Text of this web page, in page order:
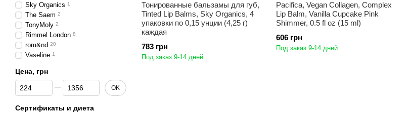
Тонированные бальзамы для губ,
Tinted Lip Balms, Sky Organics, 4
упаковки по 0,15 унции (4,25 г)
каждая
783 грн
Под заказ 9-14 дней
Pacifica, Vegan Collagen, Complex
Lip Balm, Vanilla Cupcake Pink
Shimmer, 0.5 fl oz (15 ml)
606 грн
Под заказ 9-14 дней
Sky Organics 1
The Saem 2
TonyMoly 2
Rimmel London 8
rom&nd 20
Vaseline 1
Цена, грн
От Цена, грн
До Цена, грн OK
Сертификаты и диета